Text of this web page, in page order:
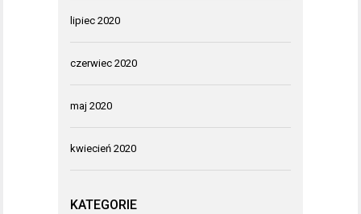
lipiec 2020
czerwiec 2020
maj 2020
kwiecień 2020
KATEGORIE